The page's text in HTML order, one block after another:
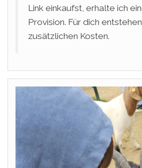
Link einkaufst, erhalte ich
Provision. Für dich
zusätzlichen Kosten.